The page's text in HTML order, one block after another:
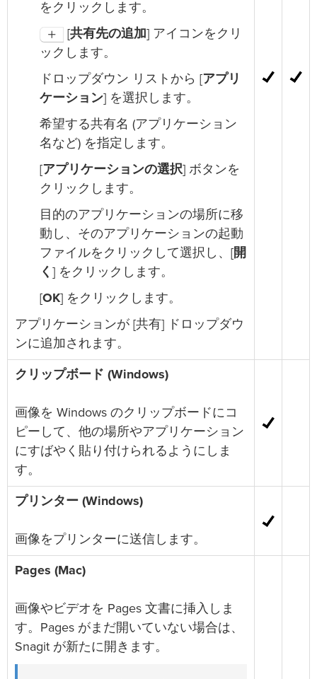
をクリックします。
[共有先の追加] アイコンをクリ
ックします。
ドロップダウン リストから [アプリ
ケーション] を選択します。
希望する共有名 (アプリケーション
名など) を指定します。
[アプリケーションの選択] ボタンを
クリックします。
目的のアプリケーションの場所に移
動し、そのアプリケーションの起動
ファイルをクリックして選択し、[開
く ] をクリックします。
[OK] をクリックします。
アプリケーションが [共有] ドロップダウ
ンに追加されます。
クリップボード (Windows)
画像を Windows のクリップボードにコ
ピーして、他の場所やアプリケーション
にすばやく貼り付けられるようにしま
す。
プリンター (Windows)
画像をプリンターに送信します。
Pages (Mac)
画像やビデオを Pages 文書に挿入しま
す。Pages がまだ開いていない場合は、
Snagit が新たに開きます。